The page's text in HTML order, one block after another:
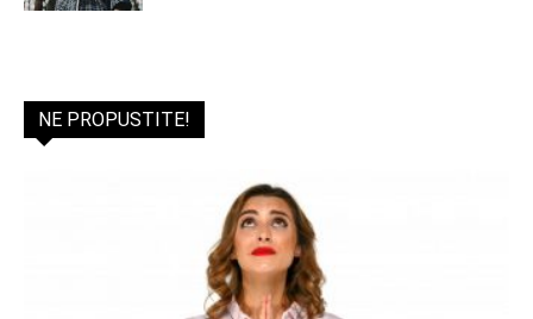
NE PROPUSTITE!